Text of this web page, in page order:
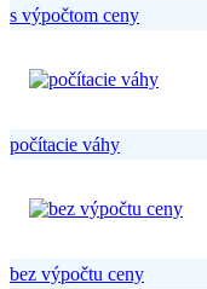
s výpočtom ceny
počítacie váhy
bez výpočtu ceny